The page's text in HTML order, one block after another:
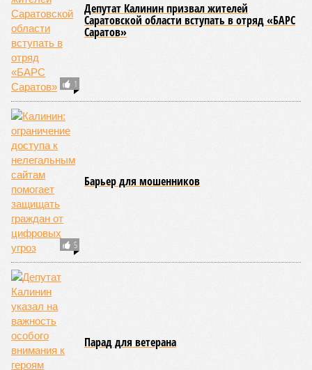
1
Депутат Калинин призвал жителей
Саратовской области вступать в отряд «БАРС
Саратов»
5
Барьер для мошенников
Парад для ветерана